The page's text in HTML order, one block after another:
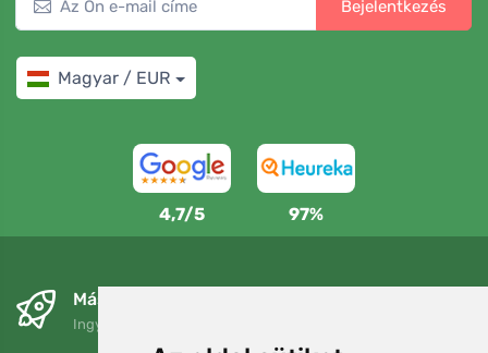
Bejelentkezés
Magyar / EUR
4,7/5 97%
Másnapra és ingyenesen
Ingyenes szállítás a következő összeg felett: 80 EUR